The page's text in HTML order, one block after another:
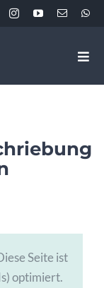
Seite ist
optimiert.